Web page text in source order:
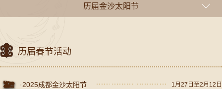
历届金沙太阳节
历届春节活动
·2025成都金沙太阳节 1月27日至2月12日